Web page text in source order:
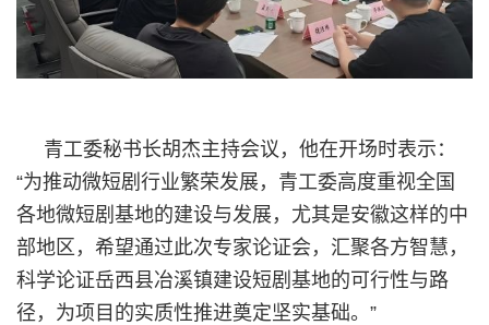
青工委秘书长胡杰主持会议，他在开场时表示：
“为推动微短剧行业繁荣发展，青工委高度重视全国
各地微短剧基地的建设与发展，尤其是安徽这样的中
部地区，希望通过此次专家论证会，汇聚各方智慧，
科学论证岳西县冶溪镇建设短剧基地的可行性与路
径，为项目的实质性推进奠定坚实基础。”